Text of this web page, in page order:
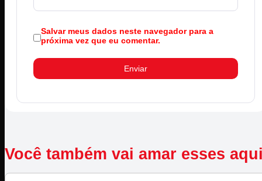
Salvar meus dados neste navegador para a
próxima vez que eu comentar.
Você também vai amar esses